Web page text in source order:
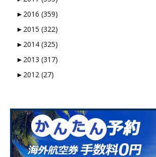
► 2016 (359)
► 2015 (322)
► 2014 (325)
► 2013 (317)
► 2012 (27)